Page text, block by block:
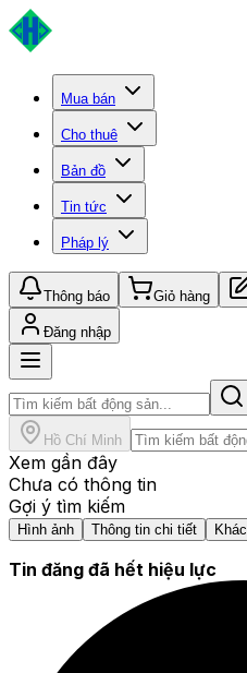
Mua bán
Cho thuê
Bản đồ
Tin tức
Pháp lý
Thông báo Giỏ hàng
Đăng nhập
Hồ Chí Minh
Xem gần đây
Chưa có thông tin
Gợi ý tìm kiếm
Hình ảnh Thông tin chi tiết Khác
Tin đăng đã hết hiệu lực